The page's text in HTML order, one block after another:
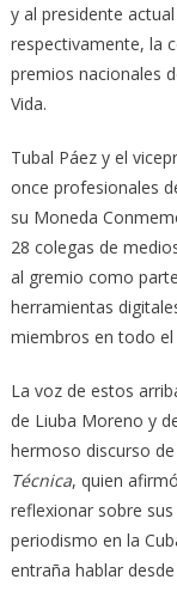
y al presidente
respectivamente, la
premios nacionales
Vida.
Tubal Páez y el
once profesionales
su Moneda
28 colegas de
al gremio como
herramientas
miembros en todo el
La voz de estos
de Liuba Moreno y
hermoso discurso
Técnica, quien
reflexionar sobre
periodismo en la
entraña hablar